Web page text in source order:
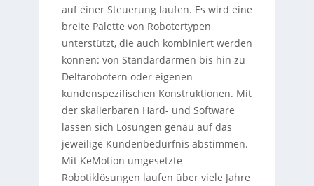
auf einer Steuerung laufen. Es wird eine
breite Palette von Robotertypen
unterstützt, die auch kombiniert werden
können: von Standardarmen bis hin zu
Deltarobotern oder eigenen
kundenspezifischen Konstruktionen. Mit
der skalierbaren Hard- und Software
lassen sich Lösungen genau auf das
jeweilige Kundenbedürfnis abstimmen.
Mit KeMotion umgesetzte
Robotiklösungen laufen über viele Jahre